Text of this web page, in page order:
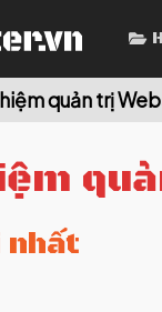
quản trị
nhất